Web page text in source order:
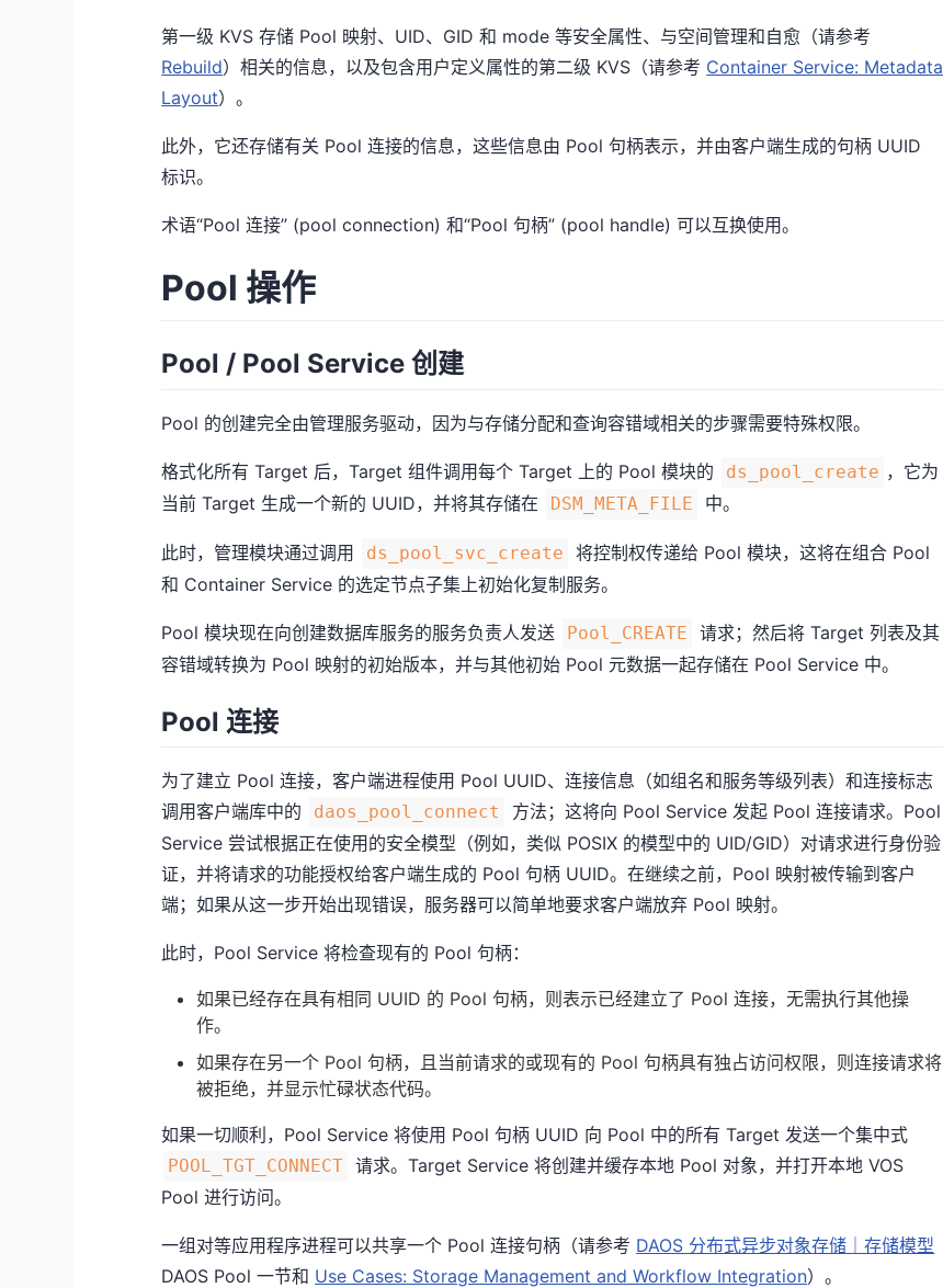
第一级 KVS 存储 Pool 映射、UID、GID 和 mode 等安全属性、与空间管理和自愈（请参考
Rebuild）相关的信息，以及包含用户定义属性的第二级 KVS（请参考 Container Service: Metadata
Layout）。
此外，它还存储有关 Pool 连接的信息，这些信息由 Pool 句柄表示，并由客户端生成的句柄 UUID
标识。
术语“Pool 连接” (pool connection) 和“Pool 句柄” (pool handle) 可以互换使用。
Pool 操作
Pool / Pool Service 创建
Pool 的创建完全由管理服务驱动，因为与存储分配和查询容错域相关的步骤需要特殊权限。
格式化所有 Target 后，Target 组件调用每个 Target 上的 Pool 模块的 ds_pool_create ，它为
当前 Target 生成一个新的 UUID，并将其存储在
DSM_META_FILE 中。
此时，管理模块通过调用 ds_pool_svc_create
将控制权传递给 Pool 模块，这将在组合 Pool
和 Container Service 的选定节点子集上初始化复制服务。
Pool 模块现在向创建数据库服务的服务负责人发送 Pool_CREATE
请求；然后将 Target 列表及其
容错域转换为 Pool 映射的初始版本，并与其他初始 Pool 元数据一起存储在 Pool Service 中。
Pool 连接
为了建立 Pool 连接，客户端进程使用 Pool UUID、连接信息（如组名和服务等级列表）和连接标志
调用客户端库中的
daos_pool_connect
方法；这将向 Pool Service 发起 Pool 连接请求。Pool
Service 尝试根据正在使用的安全模型（例如，类似 POSIX 的模型中的 UID/GID）对请求进行身份验
证，并将请求的功能授权给客户端生成的 Pool 句柄 UUID。在继续之前，Pool 映射被传输到客户
端；如果从这一步开始出现错误，服务器可以简单地要求客户端放弃 Pool 映射。
此时，Pool Service 将检查现有的 Pool 句柄：
如果已经存在具有相同 UUID 的 Pool 句柄，则表示已经建立了 Pool 连接，无需执行其他操
作。
如果存在另一个 Pool 句柄，且当前请求的或现有的 Pool 句柄具有独占访问权限，则连接请求将
被拒绝，并显示忙碌状态代码。
如果一切顺利，Pool Service 将使用 Pool 句柄 UUID 向 Pool 中的所有 Target 发送一个集中式
POOL_TGT_CONNECT 请求。Target Service 将创建并缓存本地 Pool 对象，并打开本地VOS
Pool 进行访问。
一组对等应用程序进程可以共享一个 Pool 连接句柄（请参考 DAOS 分布式异步对象存储｜存储模型
DAOS Pool 一节和 Use Cases: Storage Management and Workflow Integration）。